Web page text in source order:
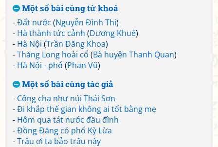
Một số bài cùng từ khoá
-Đất nước (Nguyễn Đình Thi)
- Hà thành tức cảnh (Dương Khuê)
- Hà Nội (Trần Đăng Khoa)
-Thăng Long hoài cổ (Bà huyện Thanh Quan)
- Hà Nội - phố (Phan Vũ)
Một số bài cùng tác giả
- Công cha như núi Thái Sơn
-Đi khắp thế gian không ai tốt bằng mẹ
- Hôm qua tát nước đầu đình
-Đồng Đăng có phố Kỳ Lừa
-Trâu ơi ta bảo trâu này